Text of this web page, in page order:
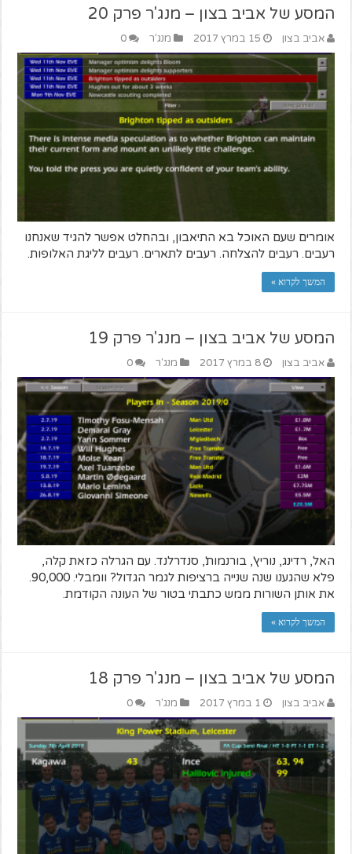
המסע של אביב בצון – מנג'ר פרק 20
אביב בצון 15 במרץ 2017 מנג'ר 0
אומרים שעם האוכל בא התיאבון, ובהחלט אפשר להגיד שאנחנו
רעבים. רעבים להצלחה. רעבים לתארים. רעבים לליגת האלופות.
המשך לקרוא »
המסע של אביב בצון – מנג'ר פרק 19
אביב בצון 8 במרץ 2017 מנג'ר 0
האל, רדינג, נוריץ', בורנמות', סנדרלנד. עם הגרלה כזאת קלה,
פלא שהגענו שנה שנייה ברציפות לגמר הגדול? וומבלי. 90,000.
את אותן השורות ממש כתבתי בטור של העונה הקודמת.
המשך לקרוא »
המסע של אביב בצון – מנג'ר פרק 18
אביב בצון 1 במרץ 2017 מנג'ר 0